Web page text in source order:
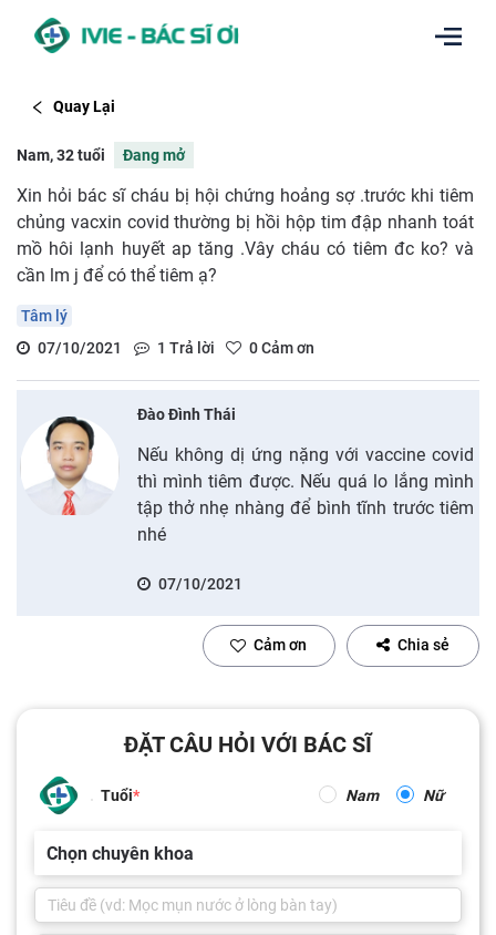
Quay Lại
Nam, 32 tuổi Đang mở
Xin hỏi bác sĩ cháu bị hội chứng hoảng sợ .trước khi tiêm
chủng vacxin covid thường bị hồi hộp tim đập nhanh toát
mồ hôi lạnh huyết ap tăng .Vây cháu có tiêm đc ko? và
cần lm j để có thể tiêm ạ?
Tâm lý
07/10/2021
1 Trả lời 0Cảm ơn
Đào Đình Thái
Nếu không dị ứng nặng với vaccine covid
thì mình tiêm được. Nếu quá lo lắng mình
tập thở nhẹ nhàng để bình tĩnh trước tiêm
nhé
07/10/2021
Cảm ơn Chia sẻ
ĐẶT CÂU HỎI VỚI BÁC SĨ
Tuổi Nam Nữ
Chọn chuyên khoa